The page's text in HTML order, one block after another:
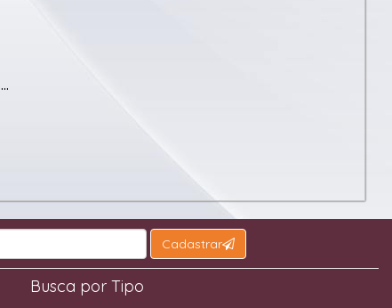
Cadastrar
Busca por Tipo